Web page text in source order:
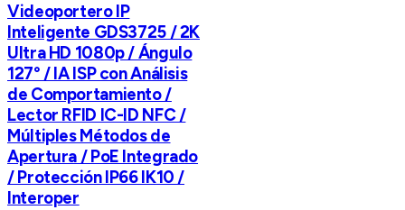
Videoportero IP
Inteligente GDS3725 / 2K
Ultra HD 1080p / Ángulo
127° / IA ISP con Análisis
de Comportamiento /
Lector RFID IC-ID NFC /
Múltiples Métodos de
Apertura / PoE Integrado
/ Protección IP66 IK10 /
Interoper